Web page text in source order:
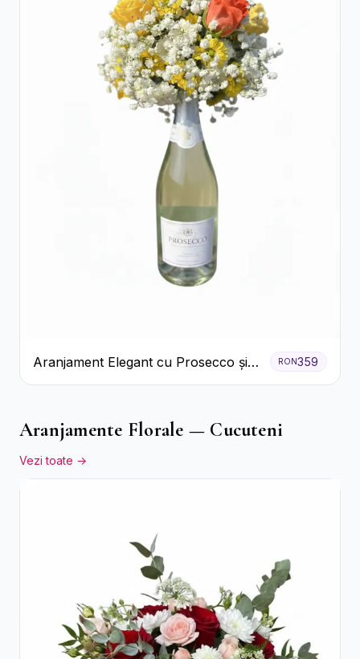
Aranjament Elegant cu Prosecco și
Flori Galbene.
RON359
Aranjamente Florale — Cucuteni
Vezi toate →